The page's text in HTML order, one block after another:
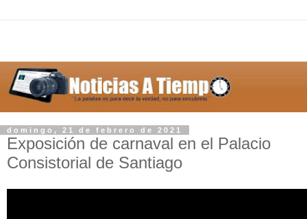
domingo, 21 de febrero de 2021
Exposición de carnaval en el Palacio
Consistorial de Santiago